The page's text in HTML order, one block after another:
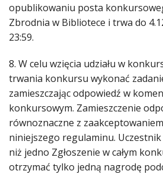
opublikowaniu posta
Zbrodnia w Bibliotece i trwa do
23:59.
8. W celu wzięcia udziału w
trwania konkursu wykonać
zamieszczając odpowiedź w
konkursowym. Zamieszczenie
równoznaczne z
niniejszego regulaminu. Uczestnik
niż jedno Zgłoszenie w całym
otrzymać tylko jedną nagrodę